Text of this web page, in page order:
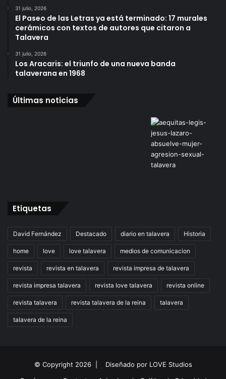
31 julio, 2026
El Paseo de las Letras ya está terminado: 17 murales
cerámicos con textos de autores que citaron a
Talavera
31 julio, 2026
Los Aracaris: el triunfo de una nueva banda
talaverana en 1968
Últimas noticias
Etiquetas
David Fernández Destacado diario en talavera Historia
home love love talavera medios de comunicacion
revista revista en talavera revista impresa de talavera
revista impresa talavera revista love talavera revista online
revista talavera revista talavera de la reina talavera
talavera de la reina
© Copyright 2026 | Diseñado por LOVE Studios